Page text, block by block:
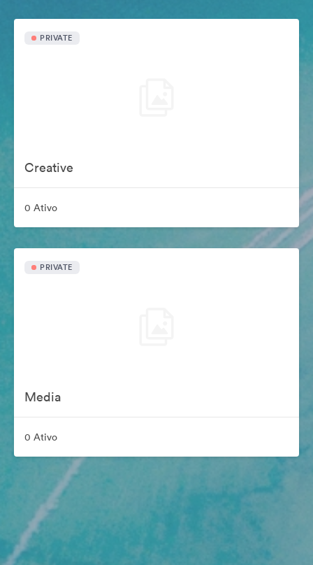
PRIVATE
Creative
0 Ativo
PRIVATE
Media
0 Ativo